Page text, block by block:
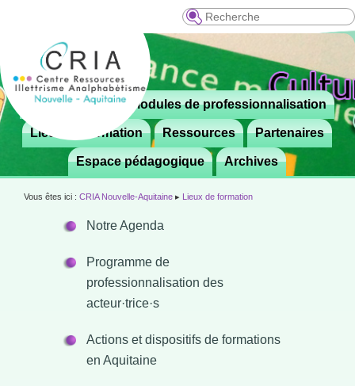
Recherche
Menu
principal
Aller
contenu
principal
 Le CRIA Modules de professionnalisation
Lieux de formation Ressources Partenaires
Espace pédagogique Archives
Vous êtes ici : CRIA Nouvelle-Aquitaine ▸ Lieux de formation
Notre Agenda
Programme de
professionnalisation des
acteur·trice·s
Actions et dispositifs de formations
en Aquitaine